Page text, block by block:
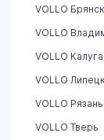
VOLLO Брянск
VOLLO
VOLLO Калуга
VOLLO Липецк
VOLLO Рязань
VOLLO Тверь